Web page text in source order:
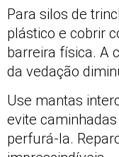
Para silos de
plástico e cobrir
barreira física. A
da vedação
Use mantas
evite
perfurá-la.